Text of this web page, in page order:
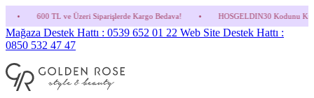
Siparişlerde Kargo Bedava! • HOSGELDIN30 Kodunu Kullanmayı Unutma!
Mağaza Destek Hattı : 0539 652 01 22 Web Site Destek Hattı :
0850 532 47 47